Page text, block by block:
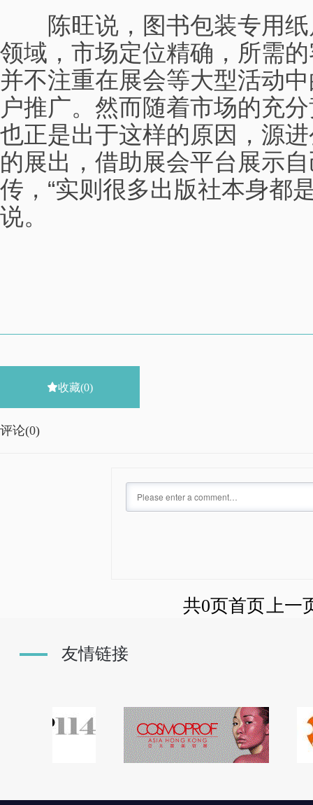
陈旺说，图书包装专用纸
领域，市场定位精确，所需
并不注重在展会等大型活动
户推广。然而随着市场的充
也正是出于这样的原因，源
的展出，借助展会平台展示
传，“实则很多出版社本身都
说。
收藏(0)
评论(0)
共0页首页上一
友情链接